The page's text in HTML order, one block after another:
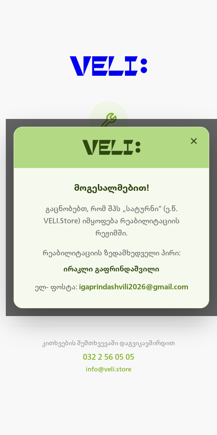
ბოდიშს გიხდით შეფერხებისთვის. ამჟამად
მიმდინარეობს საიტის განახლება და ტექნიკური
სამუშაოები.
მალე ისევ ხელმისაწვდომი იქნება. გმადლობთ
კითხვების შემთხვევაში დაგვიკავშირდით
032 2 56 05 05
info@veli.store
მოგესალმებით!
გაცნობებთ, რომ შპს „სატურნი“ (ე.წ.
VELI.Store) იმყოფება რეაბილიტაციის
რეჟიმში.
რეაბილიტაციის ზედამხედველი პირი:
ირაკლი გაფრინდაშვილი
ელ- ფოსტა: igaprindashvili2026@gmail.com
×